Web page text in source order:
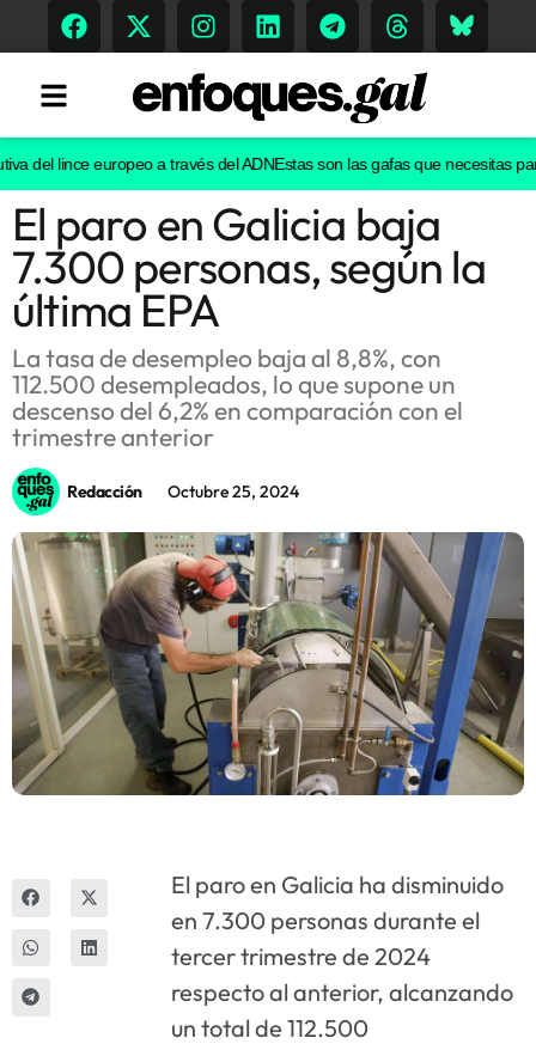
Tendencias
Memoria Histórica
Gastronomía
Escenarios
Sostenibilidad
Innova
lince europeo a través del ADNEstas son las gafas que necesitas para
El paro en Galicia baja
7.300 personas, según la
última EPA
La tasa de desempleo baja al 8,8%, con
112.500 desempleados, lo que supone un
descenso del 6,2% en comparación con el
trimestre anterior
Redacción Octubre 25, 2024
El paro en Galicia ha disminuido
en 7.300 personas durante el
tercer trimestre de 2024
respecto al anterior, alcanzando
un total de 112.500